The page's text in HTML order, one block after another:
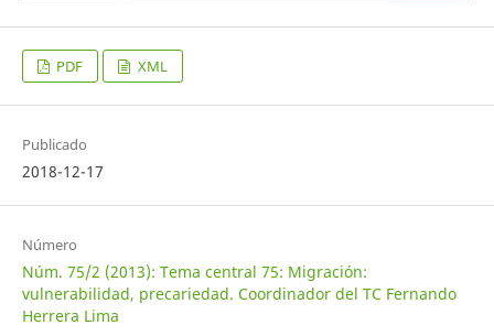
PDF XML
Publicado
2018-12-17
Número
Núm. 75/2 (2013): Tema central 75: Migración:
vulnerabilidad, precariedad. Coordinador del TC Fernando
Herrera Lima